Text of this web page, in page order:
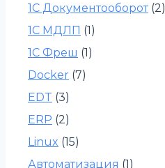
1С Документооборот(2)
1С МДЛП (1)
1С Фреш (1)
Docker (7)
EDT (3)
ERP (2)
Linux (15)
Автоматизация (1)